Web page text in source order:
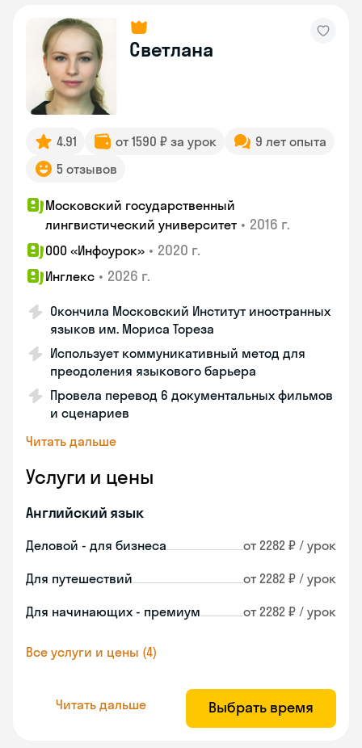
Светлана
4.91 от 1590 ₽ за урок
9 лет опыта
5 отзывов
Московский государственный
лингвистический университет • 2016 г.
ООО «Инфоурок» • 2020 г.
Инглекс • 2026 г.
Окончила Московский Институт иностранных
языков им. Мориса Тореза
Использует коммуникативный метод для
преодоления языкового барьера
Провела перевод 6 документальных фильмов
и сценариев
Читать дальше
Услуги и цены
Английский язык
Деловой - для бизнеса от 2282 ₽ / урок
Для путешествий от 2282 ₽ / урок
Для начинающих - премиум от 2282 ₽ / урок
Все услуги и цены (4)
Читать дальше Выбрать время